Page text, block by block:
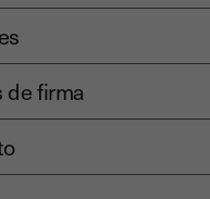
de firma